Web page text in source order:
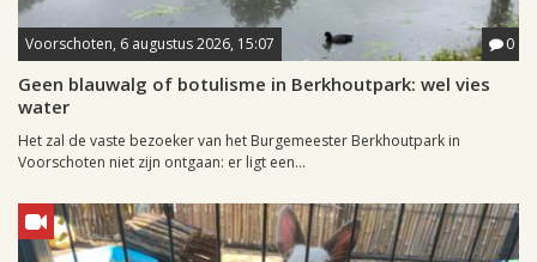
Voorschoten, 6 augustus 2026, 15:07 0
Geen blauwalg of botulisme in Berkhoutpark: wel vies
water
Het zal de vaste bezoeker van het Burgemeester Berkhoutpark in
Voorschoten niet zijn ontgaan: er ligt een...